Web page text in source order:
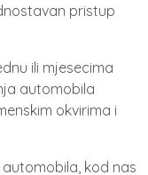
pristup
ili mjesecima
automobila
okvirima i
kod nas